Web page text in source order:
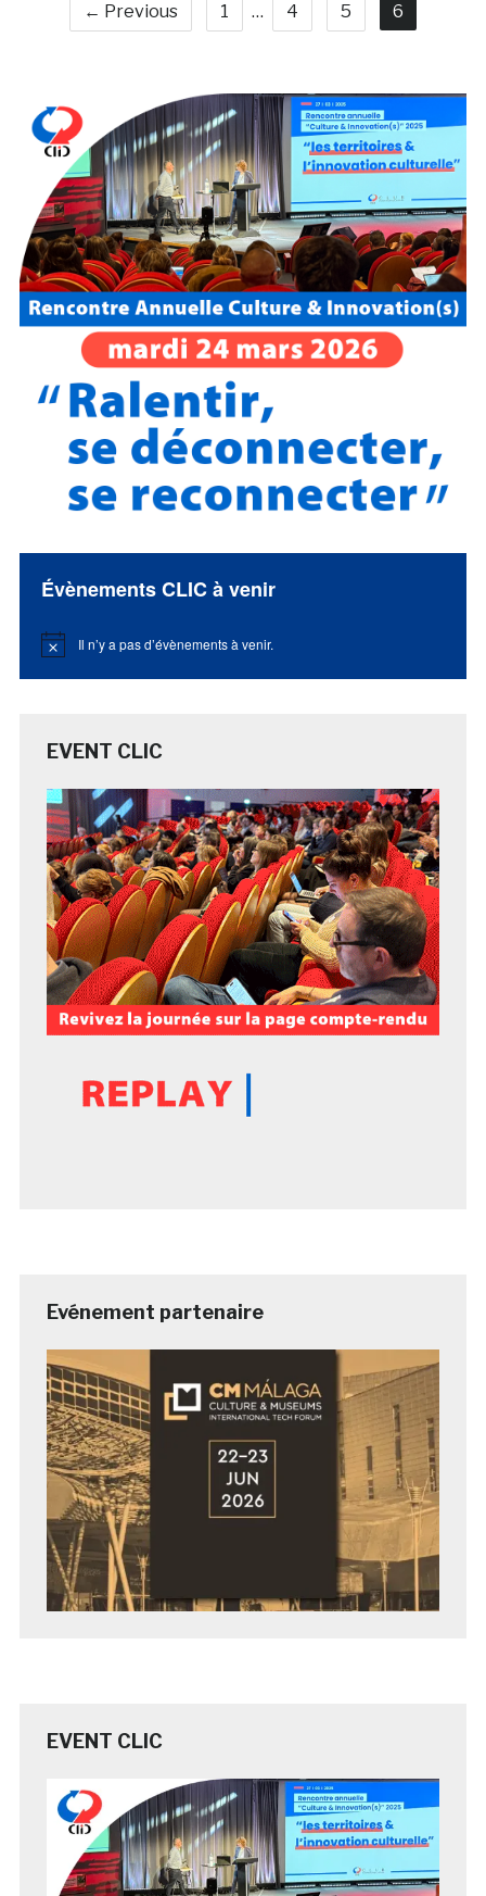
← Previous 1 … 4 5 6
Évènements CLIC à venir
Notice Il n’y a pas d’évènements à venir.
EVENT CLIC
Evénement partenaire
EVENT CLIC